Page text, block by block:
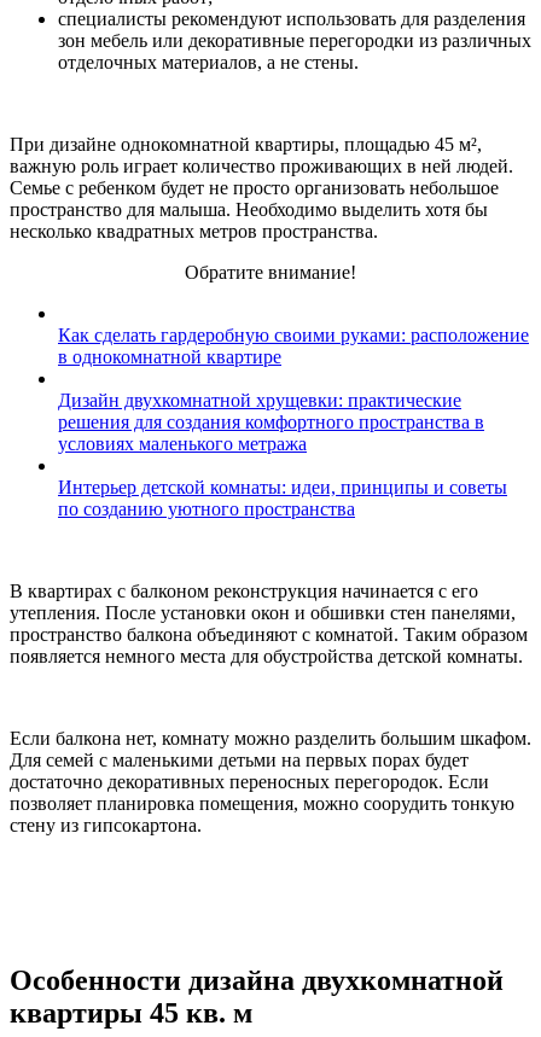
специалисты рекомендуют использовать для разделения
зон мебель или декоративные перегородки из различных
отделочных материалов, а не стены.
При дизайне однокомнатной квартиры, площадью 45 м²,
важную роль играет количество проживающих в ней людей.
Семье с ребенком будет не просто организовать небольшое
пространство для малыша. Необходимо выделить хотя бы
несколько квадратных метров пространства.
Обратите внимание!
Как сделать гардеробную своими руками: расположение
в однокомнатной квартире
Дизайн двухкомнатной хрущевки: практические
решения для создания комфортного пространства в
условиях маленького метража
Интерьер детской комнаты: идеи, принципы и советы
по созданию уютного пространства
В квартирах с балконом реконструкция начинается с его
утепления. После установки окон и обшивки стен панелями,
пространство балкона объединяют с комнатой. Таким образом
появляется немного места для обустройства детской комнаты.
Если балкона нет, комнату можно разделить большим шкафом.
Для семей с маленькими детьми на первых порах будет
достаточно декоративных переносных перегородок. Если
позволяет планировка помещения, можно соорудить тонкую
стену из гипсокартона.
Особенности дизайна двухкомнатной
квартиры 45 кв. м